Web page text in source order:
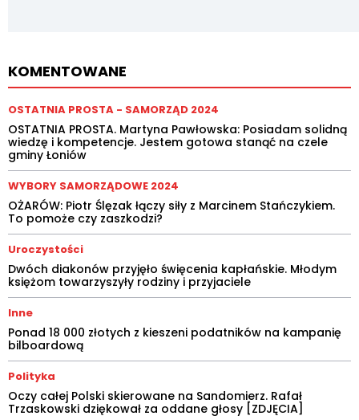
KOMENTOWANE
OSTATNIA PROSTA - SAMORZĄD 2024
OSTATNIA PROSTA. Martyna Pawłowska: Posiadam solidną
wiedzę i kompetencje. Jestem gotowa stanąć na czele
gminy Łoniów
WYBORY SAMORZĄDOWE 2024
OŻARÓW: Piotr Ślęzak łączy siły z Marcinem Stańczykiem.
To pomoże czy zaszkodzi?
Uroczystości
Dwóch diakonów przyjęło święcenia kapłańskie. Młodym
księżom towarzyszyły rodziny i przyjaciele
Inne
Ponad 18 000 złotych z kieszeni podatników na kampanię
bilboardową
Polityka
Oczy całej Polski skierowane na Sandomierz. Rafał
Trzaskowski dziękował za oddane głosy [ZDJĘCIA]